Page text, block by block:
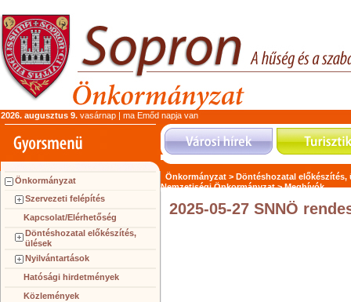
2026. augusztus 9. vasárnap | ma Emőd napja van
Önkormányzat
Szervezeti felépítés
Kapcsolat/Elérhetőség
Döntéshozatal előkészítés,
ülések
Nyilvántartások
Hatósági hirdetmények
Közlemények
Önkormányzat > Döntéshozatal előkészítés,
Nemzetiségi Önkormányzat >Meghívók
2025-05-27 SNNÖ